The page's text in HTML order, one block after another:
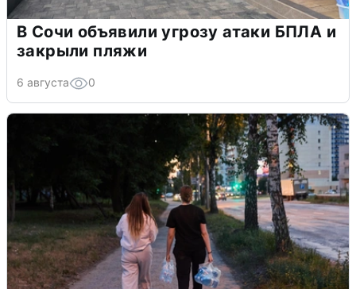
В Сочи объявили угрозу атаки БПЛА и
закрыли пляжи
6 августа 0